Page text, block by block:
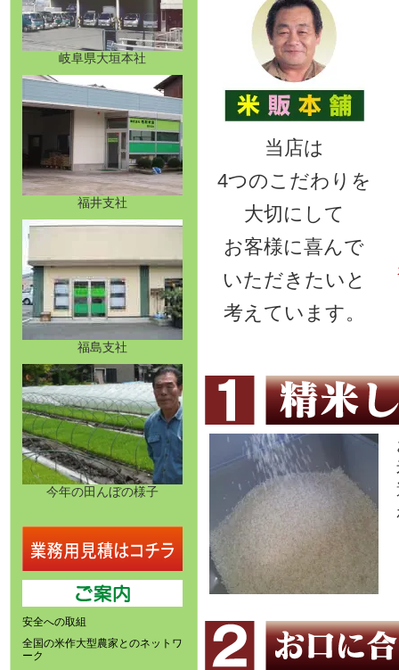
岐阜県大垣本社
福井支社
福島支社
今年の田んぼの様子
安全への取組
全国の米作大型農家とのネットワ
ーク
当店は
4つのこだわりを
大切にして
お客様に喜んで
いただきたいと
考えています。